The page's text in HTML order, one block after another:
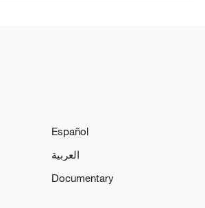
Español
العربية
Documentary